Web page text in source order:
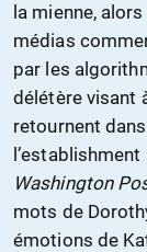
la mienne,
médias
par les
délétère visant
retournent
Washington
mots de
émotions de